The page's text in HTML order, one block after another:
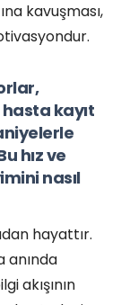
kavuşması,
kayıt
hız ve
nasıl
hayattır.
anında
akışının